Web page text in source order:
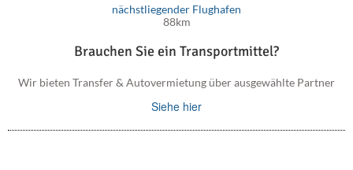
nächstliegender Flughafen
88km
Brauchen Sie ein Transportmittel?
Wir bieten Transfer & Autovermietung über ausgewählte Partner
Siehe hier